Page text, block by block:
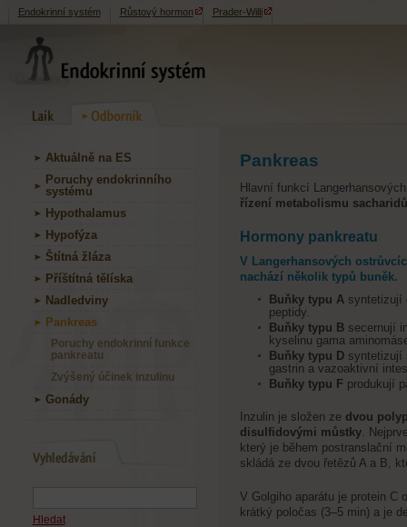
Endokrinní systém Růstový hormon Prader-Willi
Aktuálně na ES
Poruchy endokrinního
systému
Hypothalamus
Hypofýza
Štítná žláza
Příštítná tělíska
Nadledviny
Pankreas
Poruchy endokrinní funkce
pankreatu
Zvýšený účinek inzulinu
Gonády
Hledat
Pankreas
Hlavní funkcí
řízení metabolismu sacharidů
Hormony pankreatu
V Langerhansových
nachází několik typů buněk.
Buňky typu A syntetizují
peptidy.
Buňky typu B secernují
kyselinu gama
Buňky typu D syntetizují
gastrin a vazoaktivní
Buňky typu F produkují
Inzulin je složen ze dvou
disulfidovými můstky.
který je během postranslační
skládá ze dvou řetězů A a B,
V Golgiho aparátu je protein C
krátký poločas (3–5 min) a je